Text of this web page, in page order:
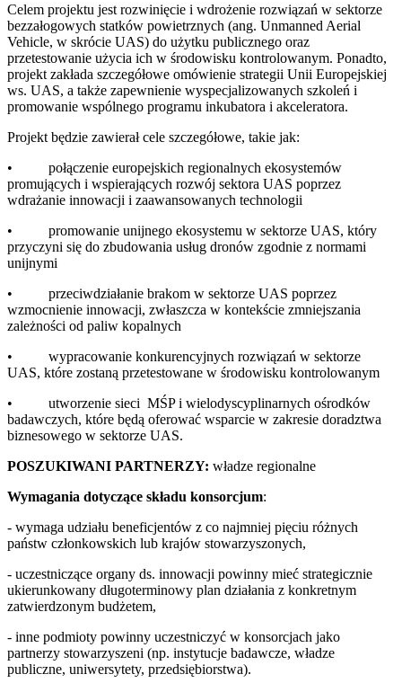
Celem projektu jest rozwinięcie i wdrożenie rozwiązań w sektorze
bezzałogowych statków powietrznych (ang. Unmanned Aerial
Vehicle, w skrócie UAS) do użytku publicznego oraz
przetestowanie użycia ich w środowisku kontrolowanym. Ponadto,
projekt zakłada szczegółowe omówienie strategii Unii Europejskiej
ws. UAS, a także zapewnienie wyspecjalizowanych szkoleń i
promowanie wspólnego programu inkubatora i akceleratora.
Projekt będzie zawierał cele szczegółowe, takie jak:
• połączenie europejskich regionalnych ekosystemów
promujących i wspierających rozwój sektora UAS poprzez
wdrażanie innowacji i zaawansowanych technologii
• promowanie unijnego ekosystemu w sektorze UAS, który
przyczyni się do zbudowania usług dronów zgodnie z normami
unijnymi
• przeciwdziałanie brakom w sektorze UAS poprzez
wzmocnienie innowacji, zwłaszcza w kontekście zmniejszania
zależności od paliw kopalnych
• wypracowanie konkurencyjnych rozwiązań w sektorze
UAS, które zostaną przetestowane w środowisku kontrolowanym
• utworzenie sieci MŚP i wielodyscyplinarnych ośrodków
badawczych, które będą oferować wsparcie w zakresie doradztwa
biznesowego w sektorze UAS.
POSZUKIWANI PARTNERZY: władze regionalne
Wymagania dotyczące składu konsorcjum:
- wymaga udziału beneficjentów z co najmniej pięciu różnych
państw członkowskich lub krajów stowarzyszonych,
- uczestniczące organy ds. innowacji powinny mieć strategicznie
ukierunkowany długoterminowy plan działania z konkretnym
zatwierdzonym budżetem,
- inne podmioty powinny uczestniczyć w konsorcjach jako
partnerzy stowarzyszeni (np. instytucje badawcze, władze
publiczne, uniwersytety, przedsiębiorstwa).